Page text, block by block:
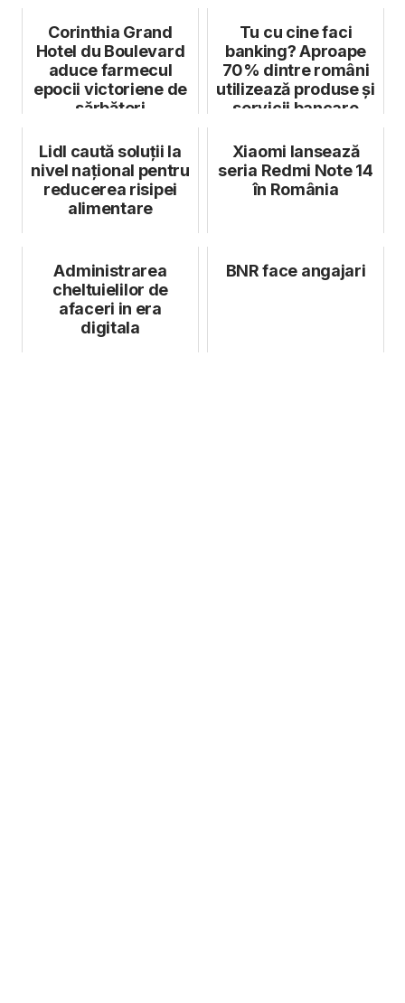
Corinthia Grand
Hotel du Boulevard
aduce farmecul
epocii victoriene de
sărbători
Tu cu cine faci
banking? Aproape
70% dintre români
utilizează produse și
servicii bancare
Lidl caută soluții la
nivel național pentru
reducerea risipei
alimentare
Xiaomi lansează
seria Redmi Note 14
în România
Administrarea
cheltuielilor de
afaceri in era
digitala
BNR face angajari